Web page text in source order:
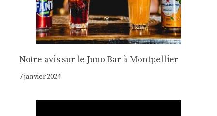
Notre avis sur le Juno Bar à Montpellier
7 janvier 2024